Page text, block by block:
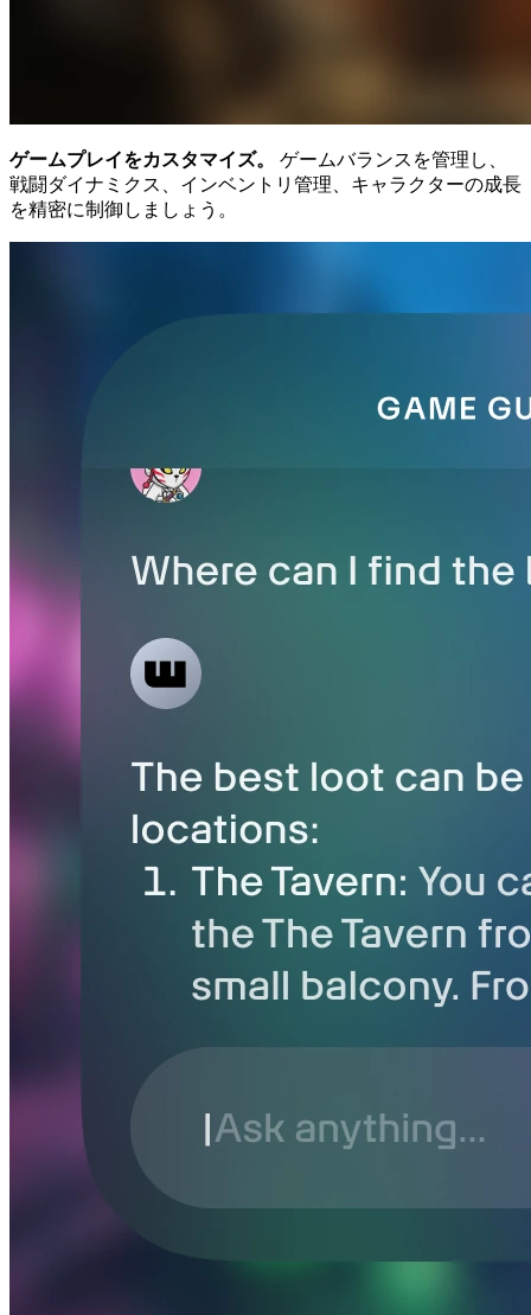
ゲームプレイをカスタマイズ。
ゲームバランスを管理し、
戦闘ダイナミクス、インベントリ管理、キャラクターの成長
を精密に制御しましょう。